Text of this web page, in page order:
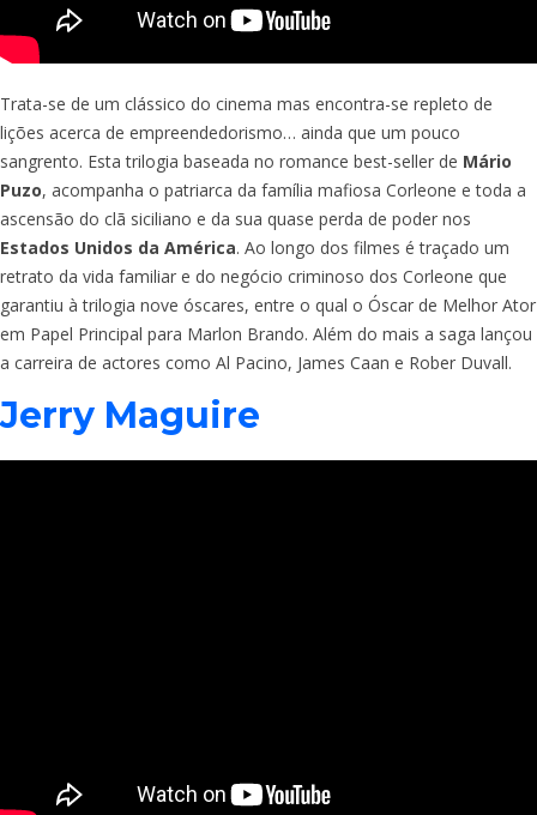
Trata-se de um clássico do cinema mas encontra-se repleto de
lições acerca de empreendedorismo… ainda que um pouco
sangrento. Esta trilogia baseada no romance best-seller de Mário
Puzo, acompanha o patriarca da família mafiosa Corleone e toda a
ascensão do clã siciliano e da sua quase perda de poder nos
Estados Unidos da América. Ao longo dos filmes é traçado um
retrato da vida familiar e do negócio criminoso dos Corleone que
garantiu à trilogia nove óscares, entre o qual o Óscar de Melhor Ator
em Papel Principal para Marlon Brando. Além do mais a saga lançou
a carreira de actores como Al Pacino, James Caan e Rober Duvall.
Jerry Maguire